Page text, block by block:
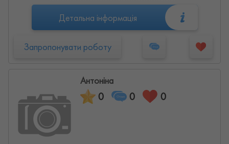
Детальна інформація
Запропонувати роботу
Антоніна
0 0 0